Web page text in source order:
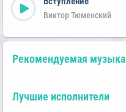
Виктор Тюменский
Рекомендуемая музыка
Лучшие исполнители